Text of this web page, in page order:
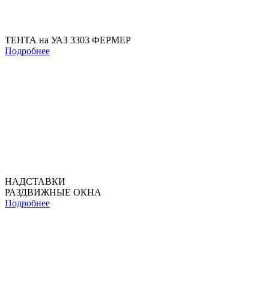
ТЕНТА на УАЗ 3303 ФЕРМЕР
Подробнее
НАДСТАВКИ
РАЗДВИЖНЫЕ ОКНА
Подробнее